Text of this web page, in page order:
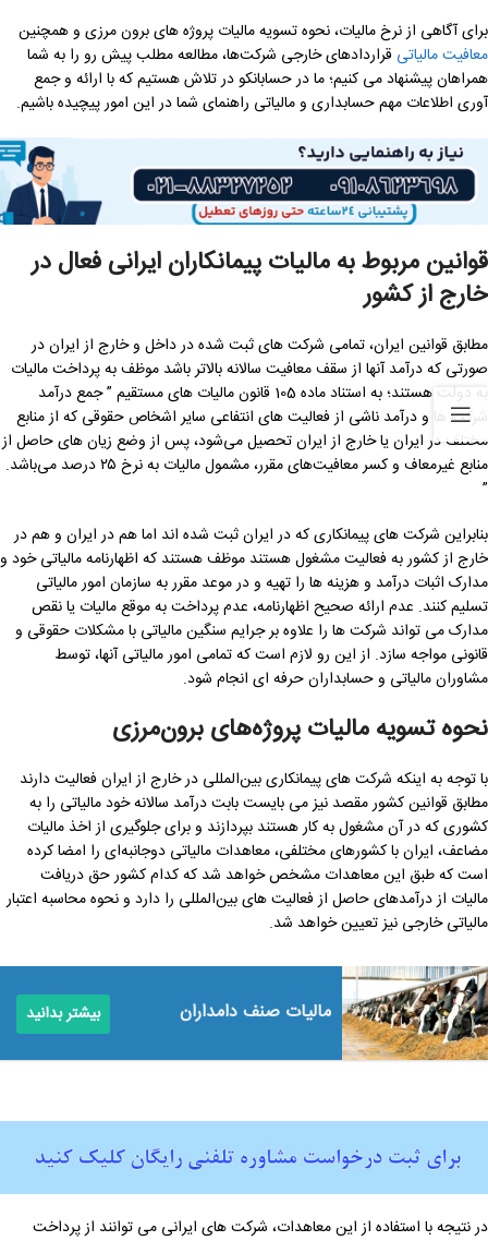
برای آگاهی از نرخ مالیات، نحوه تسویه مالیات پروژه ‌های برون ‌مرزی و همچنین
معافیت مالیاتی قراردادهای خارجی شرکت‌ها، مطالعه مطلب پیش رو را به شما
همراهان پیشنهاد می کنیم؛ ما در حسابانکو در تلاش هستیم که با ارائه و جمع
آوری اطلاعات مهم حسابداری و مالیاتی راهنمای شما در این امور پیچیده باشیم.
قوانین مربوط به مالیات پیمانکاران ایرانی فعال در
خارج از کشور
مطابق قوانین ایران، تمامی شرکت های ثبت شده در داخل و خارج از ایران در
صورتی که درآمد آنها از سقف معافیت سالانه بالاتر باشد موظف به پرداخت مالیات
به دولت هستند؛ به استناد ماده 105 قانون مالیات های مستقیم ” جمع درآمد
شرکت ‌ها و درآمد ناشی از فعالیت‌ های انتفاعی سایر اشخاص حقوقی که از منابع
مختلف در ایران یا خارج از ایران تحصیل می‌شود، پس از وضع زیان ‌های حاصل از
منابع غیرمعاف و کسر معافیت‌های مقرر، مشمول مالیات به نرخ ۲۵ درصد می‌باشد.
”
بنابراین شرکت های پیمانکاری که در ایران ثبت شده اند اما هم در ایران و هم در
خارج از کشور به فعالیت مشغول هستند موظف هستند که اظهارنامه مالیاتی خود و
مدارک اثبات درآمد و هزینه ها را تهیه و در موعد مقرر به سازمان امور مالیاتی
تسلیم کنند. عدم ارائه صحیح اظهارنامه، عدم پرداخت به موقع مالیات یا نقص
مدارک می تواند شرکت ها را علاوه بر جرایم سنگین مالیاتی با مشکلات حقوقی و
قانونی مواجه سازد. از این رو لازم است که تمامی امور مالیاتی آنها، توسط
مشاوران مالیاتی و حسابداران حرفه ای انجام شود.
نحوه تسویه مالیات پروژه‌های برون‌مرزی
با توجه به اینکه شرکت های پیمانکاری بین‌المللی در خارج از ایران فعالیت دارند
مطابق قوانین کشور مقصد نیز می بایست بابت درآمد سالانه خود مالیاتی را به
کشوری که در آن مشغول به کار هستند بپردازند و برای جلوگیری از اخذ مالیات
مضاعف، ایران با کشورهای مختلفی، معاهدات مالیاتی دوجانبه‌ای را امضا کرده
است که طبق این معاهدات مشخص خواهد شد که کدام کشور حق دریافت
مالیات از درآمدهای حاصل از فعالیت ‌های بین‌المللی را دارد و نحوه محاسبه اعتبار
مالیاتی خارجی نیز تعیین خواهد شد.
مالیات صنف دامداران بیشتر بدانید
در نتیجه با استفاده از این معاهدات، شرکت‌ های ایرانی می‌ توانند از پرداخت